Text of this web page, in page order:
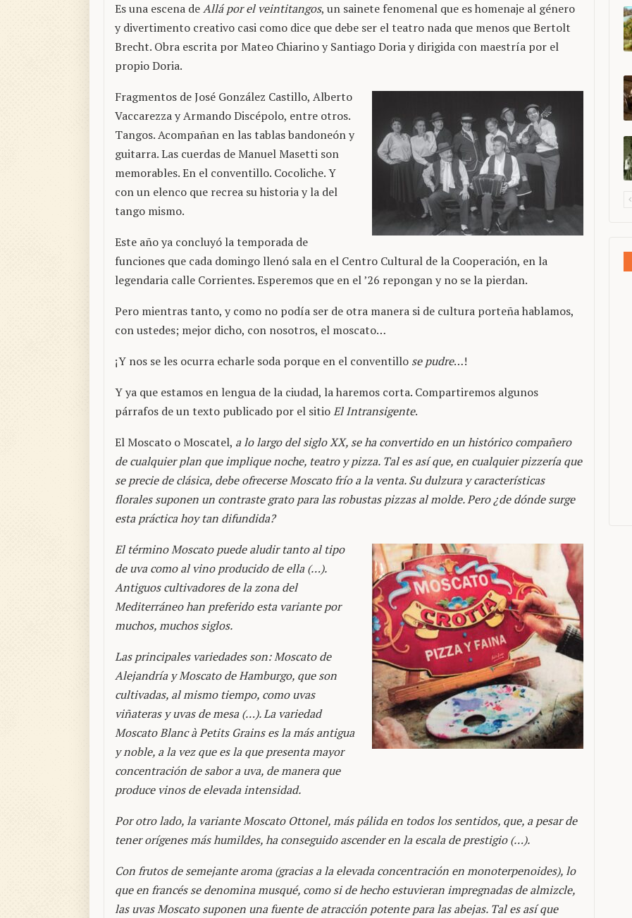
Es una escena deAllá por el veintitangos, un sainete fenomenal que es homenaje al género
y divertimento creativo casi como dice que debe ser el teatro nada que menos que Bertolt
Brecht. Obra escrita por Mateo Chiarino y Santiago Doria y dirigida con maestría por el
propio Doria.
Fragmentos de José González Castillo, Alberto
Vaccarezza y Armando Discépolo, entre otros.
Tangos. Acompañan en las tablas bandoneón y
guitarra. Las cuerdas de Manuel Masetti son
memorables. En el conventillo. Cocoliche. Y
con un elenco que recrea su historia y la del
tango mismo.
Este año ya concluyó la temporada de
funciones que cada domingo llenó sala en el Centro Cultural de la Cooperación, en la
legendaria calle Corrientes. Esperemos que en el ’26 repongan y no se la pierdan.
Pero mientras tanto, y como no podía ser de otra manera si de cultura porteña hablamos,
con ustedes; mejor dicho, con nosotros, el moscato…
¡Y nos se les ocurra echarle soda porque en el conventillo se pudre…!
Y ya que estamos en lengua de la ciudad, la haremos corta. Compartiremos algunos
párrafos de un texto publicado por el sitioEl Intransigente.
El Moscato o Moscatel, a lo largo del siglo XX, se ha convertido en un histórico compañero
de cualquier plan que implique noche, teatro y pizza. Tal es así que, en cualquier pizzería que
se precie de clásica, debe ofrecerse Moscato frío a la venta. Su dulzura y características
florales suponen un contraste grato para las robustas pizzas al molde. Pero ¿de dónde surge
esta práctica hoy tan difundida?
El término Moscato puede aludir tanto al tipo
de uva como al vino producido de ella (…).
Antiguos cultivadores de la zona del
Mediterráneo han preferido esta variante por
muchos, muchos siglos.
Las principales variedades son: Moscato de
Alejandría y Moscato de Hamburgo, que son
cultivadas, al mismo tiempo, como uvas
viñateras y uvas de mesa (…). La variedad
Moscato Blanc à Petits Grains es la más antigua
y noble, a la vez que es la que presenta mayor
concentración de sabor a uva, de manera que
produce vinos de elevada intensidad.
Por otro lado, la variante Moscato Ottonel, más pálida en todos los sentidos, que, a pesar de
tener orígenes más humildes, ha conseguido ascender en la escala de prestigio (…).
Con frutos de semejante aroma (gracias a la elevada concentración en monoterpenoides), lo
que en francés se denomina musqué, como si de hecho estuvieran impregnadas de almizcle,
las uvas Moscato suponen una fuente de atracción potente para las abejas. Tal es así que